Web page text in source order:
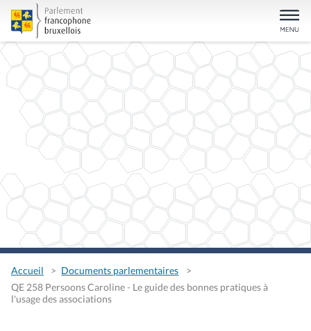
Accueil
Documents parlementaires
QE 258 Persoons Caroline - Le guide des bonnes pratiques à
l'usage des associations